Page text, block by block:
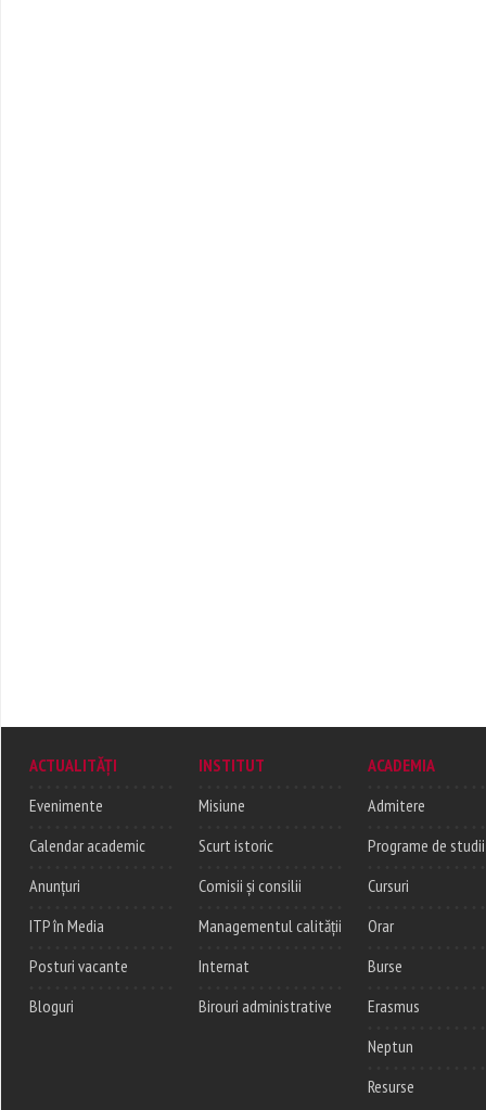
ACTUALITĂȚI
Evenimente
Calendar academic
Anunțuri
ITP în Media
Posturi vacante
Bloguri
INSTITUT
Misiune
Scurt istoric
Comisii și consilii
Managementul calității
Internat
Birouri administrative
ACADEMIA
Admitere
Programe de studii
Cursuri
Orar
Burse
Erasmus
Neptun
Resurse